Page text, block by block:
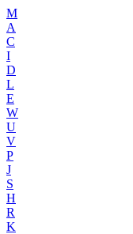
M
A
C
I
D
L
E
W
U
V
P
J
S
H
R
K